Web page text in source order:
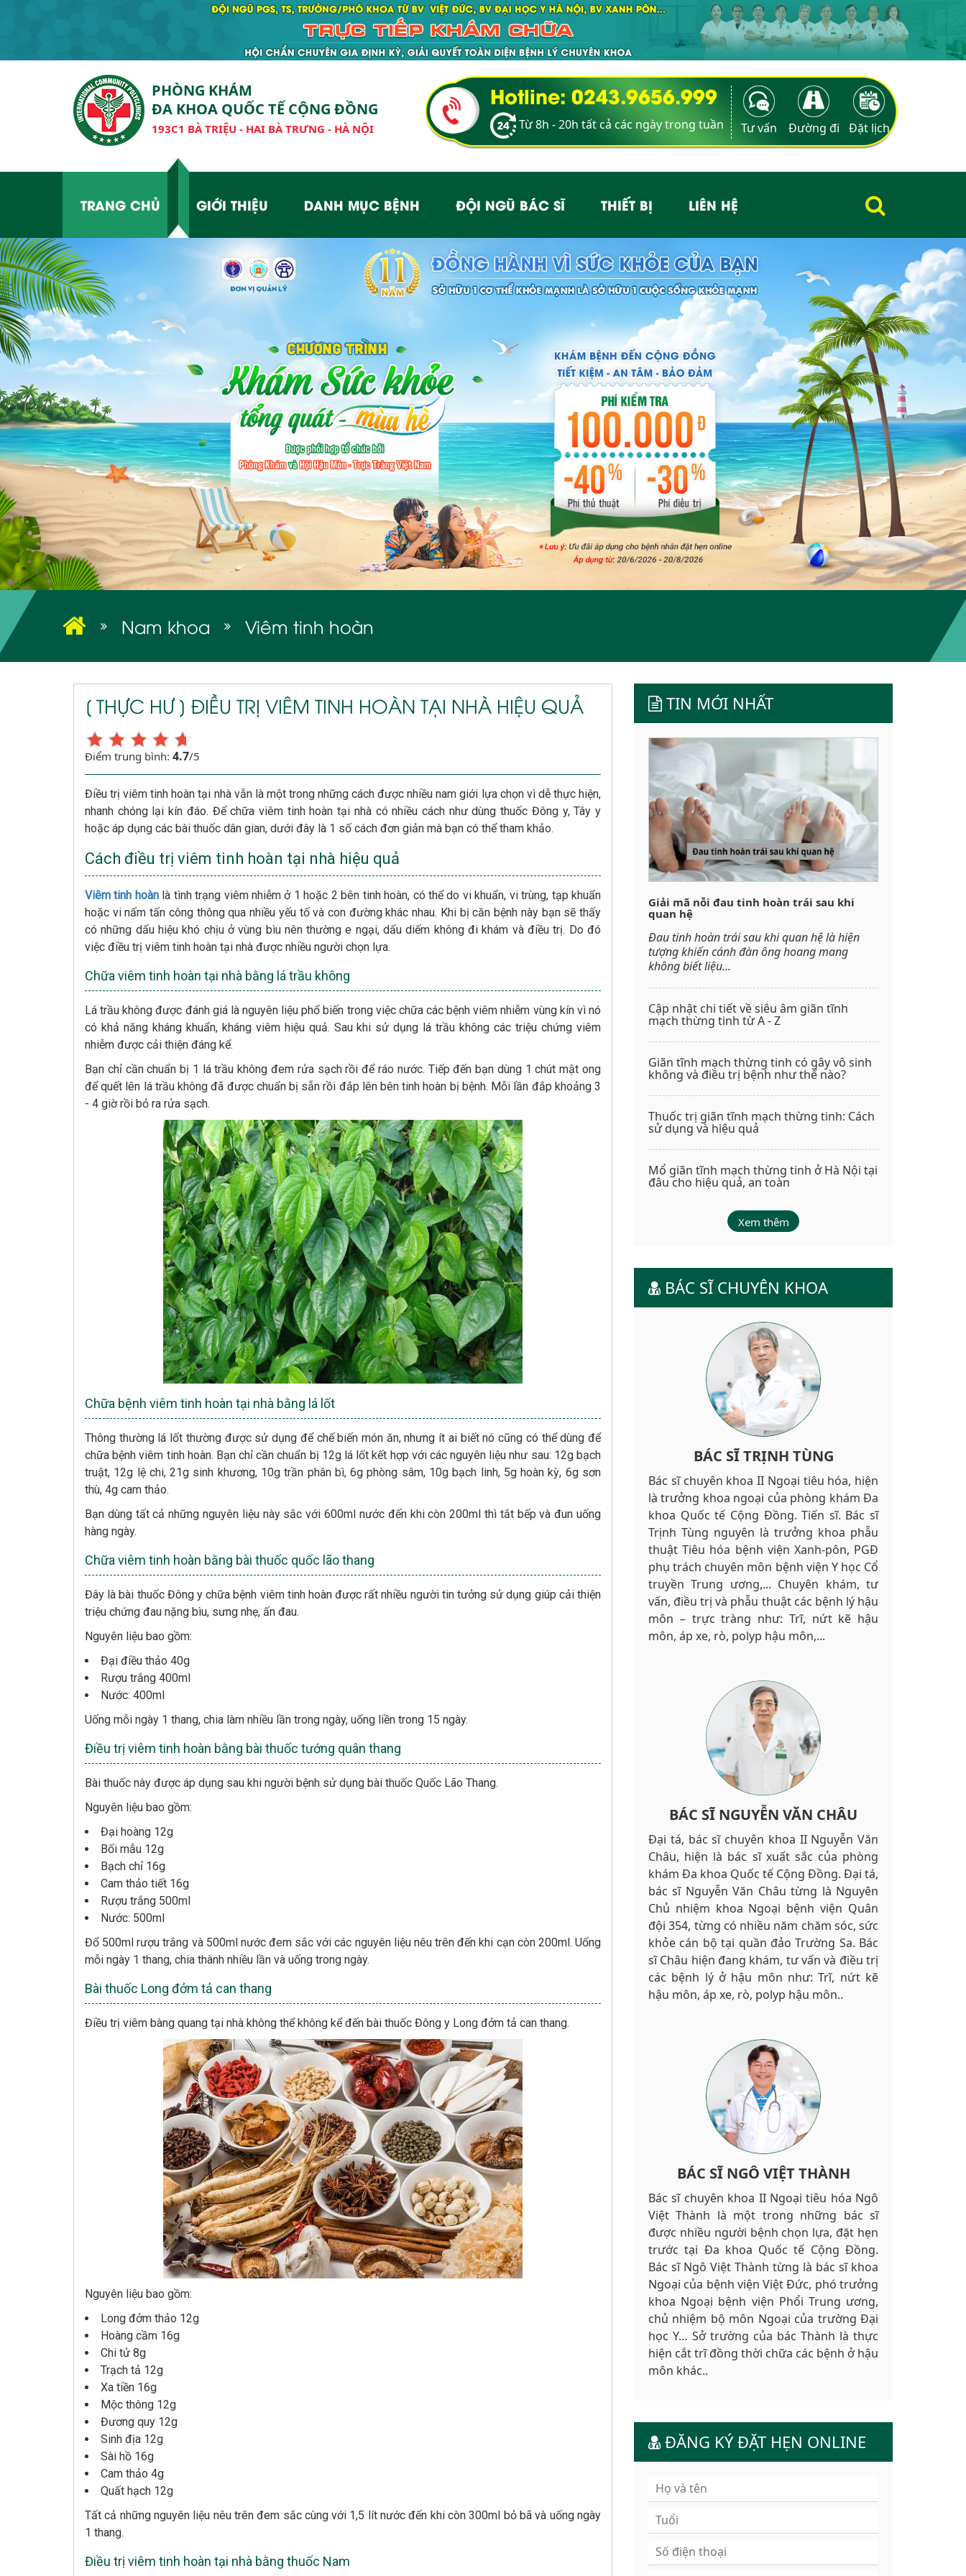
PHÒNG KHÁM
ĐA KHOA QUỐC TẾ CỘNG ĐỒNG
193C1 BÀ TRIỆU - HAI BÀ TRƯNG - HÀ NỘI
Hotline: 0243.9656.999
Từ 8h - 20h tất cả các ngày trong tuần Tư vấn Đường đi Đặt lịch
TRANG CHỦ GIỚI THIỆU DANH MỤC BỆNH ĐỘI NGŨ BÁC SĨ THIẾT BỊ LIÊN HỆ
Nam khoa Viêm tinh hoàn
[ THỰC HƯ ] ĐIỀU TRỊ VIÊM TINH HOÀN TẠI NHÀ HIỆU QUẢ
Điểm trung bình: 4.7/5
Điều trị viêm tinh hoàn tại nhà vẫn là một trong những cách được nhiều nam giới lựa chọn vì dễ thực hiện,
nhanh chóng lại kín đáo. Để chữa viêm tinh hoàn tại nhà có nhiều cách như dùng thuốc Đông y, Tây y
hoặc áp dụng các bài thuốc dân gian, dưới đây là 1 số cách đơn giản mà bạn có thể tham khảo.
Cách điều trị viêm tinh hoàn tại nhà hiệu quả
Viêm tinh hoànlà tình trạng viêm nhiễm ở 1 hoặc 2 bên tinh hoàn, có thể do vi khuẩn, vi trùng, tạp khuẩn
hoặc vi nấm tấn công thông qua nhiều yếu tố và con đường khác nhau. Khi bị căn bệnh này bạn sẽ thấy
có những dấu hiệu khó chịu ở vùng bìu nên thường e ngại, dấu diếm không đi khám và điều trị. Do đó
việc điều trị viêm tinh hoàn tại nhà được nhiều người chọn lựa.
Chữa viêm tinh hoàn tại nhà bằng lá trầu không
Lá trầu không được đánh giá là nguyên liệu phổ biến trong việc chữa các bệnh viêm nhiễm vùng kín vì nó
có khả năng kháng khuẩn, kháng viêm hiệu quả. Sau khi sử dụng lá trầu không các triệu chứng viêm
nhiễm được cải thiện đáng kể.
Bạn chỉ cần chuẩn bị 1 lá trầu không đem rửa sạch rồi để ráo nước. Tiếp đến bạn dùng 1 chút mật ong
để quết lên lá trầu không đã được chuẩn bị sẵn rồi đắp lên bên tinh hoàn bị bệnh. Mỗi lần đắp khoảng 3
- 4 giờ rồi bỏ ra rửa sạch.
Chữa bệnh viêm tinh hoàn tại nhà bằng lá lốt
Thông thường lá lốt thường được sử dụng để chế biến món ăn, nhưng ít ai biết nó cũng có thể dùng để
chữa bệnh viêm tinh hoàn. Bạn chỉ cần chuẩn bị 12g lá lốt kết hợp với các nguyên liệu như sau: 12g bạch
truật, 12g lệ chi, 21g sinh khương, 10g trần phân bì, 6g phòng sâm, 10g bạch linh, 5g hoàn kỳ, 6g sơn
thù, 4g cam thảo.
Bạn dùng tất cả những nguyên liệu này sắc với 600ml nước đến khi còn 200ml thì tắt bếp và đun uống
hàng ngày.
Chữa viêm tinh hoàn bằng bài thuốc quốc lão thang
Đây là bài thuốc Đông y chữa bệnh viêm tinh hoàn được rất nhiều người tin tưởng sử dụng giúp cải thiện
triệu chứng đau nặng bìu, sưng nhẹ, ấn đau.
Nguyên liệu bao gồm:
Đại điều thảo 40g
Rượu trắng 400ml
Nước: 400ml
Uống mỗi ngày 1 thang, chia làm nhiều lần trong ngày, uống liền trong 15 ngày.
Điều trị viêm tinh hoàn bằng bài thuốc tướng quân thang
Bài thuốc này được áp dụng sau khi người bệnh sử dụng bài thuốc Quốc Lão Thang.
Nguyên liệu bao gồm:
Đại hoàng 12g
Bối mẫu 12g
Bạch chỉ 16g
Cam thảo tiết 16g
Rượu trắng 500ml
Nước: 500ml
Đổ 500ml rượu trắng và 500ml nước đem sắc với các nguyên liệu nêu trên đến khi cạn còn 200ml. Uống
mỗi ngày 1 thang, chia thành nhiều lần và uống trong ngày.
Bài thuốc Long đởm tả can thang
Điều trị viêm bàng quang tại nhà không thể không kể đến bài thuốc Đông y Long đởm tả can thang.
Nguyên liệu bao gồm:
Long đởm thảo 12g
Hoàng cầm 16g
Chi tử 8g
Trạch tả 12g
Xa tiền 16g
Mộc thông 12g
Đương quy 12g
Sinh địa 12g
Sài hồ 16g
Cam thảo 4g
Quất hạch 12g
Tất cả những nguyên liệu nêu trên đem sắc cùng với 1,5 lít nước đến khi còn 300ml bỏ bã và uống ngày
1 thang.
Điều trị viêm tinh hoàn tại nhà bằng thuốc Nam
TIN MỚI NHẤT
Giải mã nỗi đau tinh hoàn trái sau khi
quan hệ
Đau tinh hoàn trái sau khi quan hệ là hiện
tượng khiến cánh đàn ông hoang mang
không biết liệu...
Cập nhật chi tiết về siêu âm giãn tĩnh
mạch thừng tinh từ A - Z
Giãn tĩnh mạch thừng tinh có gây vô sinh
không và điều trị bệnh như thế nào?
Thuốc trị giãn tĩnh mạch thừng tinh: Cách
sử dụng và hiệu quả
Mổ giãn tĩnh mạch thừng tinh ở Hà Nội tại
đâu cho hiệu quả, an toàn
Xem thêm
BÁC SĨ CHUYÊN KHOA
BÁC SĨ TRỊNH TÙNG
Bác sĩ chuyên khoa II Ngoại tiêu hóa, hiện
là trưởng khoa ngoại của phòng khám Đa
khoa Quốc tế Cộng Đồng. Tiến sĩ. Bác sĩ
Trịnh Tùng nguyên là trưởng khoa phẫu
thuật Tiêu hóa bệnh viện Xanh-pôn, PGĐ
phụ trách chuyên môn bệnh viện Y học Cổ
truyền Trung ương,... Chuyên khám, tư
vấn, điều trị và phẫu thuật các bệnh lý hậu
môn – trực tràng như: Trĩ, nứt kẽ hậu
môn, áp xe, rò, polyp hậu môn,...
BÁC SĨ NGUYỄN VĂN CHÂU
Đại tá, bác sĩ chuyên khoa II Nguyễn Văn
Châu, hiện là bác sĩ xuất sắc của phòng
khám Đa khoa Quốc tế Cộng Đồng. Đại tá,
bác sĩ Nguyễn Văn Châu từng là Nguyên
Chủ nhiệm khoa Ngoại bệnh viện Quân
đội 354, từng có nhiều năm chăm sóc, sức
khỏe cán bộ tại quần đảo Trường Sa. Bác
sĩ Châu hiện đang khám, tư vấn và điều trị
các bệnh lý ở hậu môn như: Trĩ, nứt kẽ
hậu môn, áp xe, rò, polyp hậu môn..
BÁC SĨ NGÔ VIỆT THÀNH
Bác sĩ chuyên khoa II Ngoại tiêu hóa Ngô
Việt Thành là một trong những bác sĩ
được nhiều người bệnh chọn lựa, đặt hẹn
trước tại Đa khoa Quốc tế Cộng Đồng.
Bác sĩ Ngô Việt Thành từng là bác sĩ khoa
Ngoại của bệnh viện Việt Đức, phó trưởng
khoa Ngoại bệnh viện Phổi Trung ương,
chủ nhiệm bộ môn Ngoại của trường Đại
học Y… Sở trường của bác Thành là thực
hiện cắt trĩ đồng thời chữa các bệnh ở hậu
môn khác..
ĐĂNG KÝ ĐẶT HẸN ONLINE